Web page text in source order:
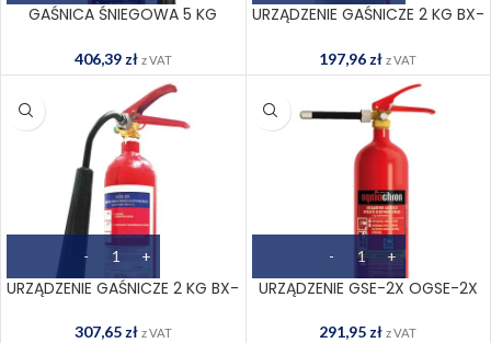
GAŚNICA ŚNIEGOWA 5 KG
406,39 zł z VAT
URZĄDZENIE GAŚNICZE 2 KG BX-
197,96 zł z VAT
URZĄDZENIE GAŚNICZE 2 KG BX-
307,65 zł z VAT
URZĄDZENIE GSE-2X OGSE-2X
291,95 zł z VAT